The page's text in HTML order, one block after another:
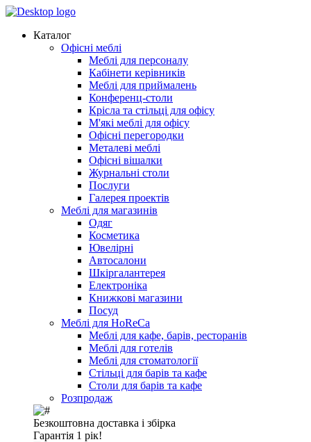
Каталог
Офісні меблі
Меблі для персоналу
Кабінети керівників
Меблі для приймалень
Конференц-столи
Крісла та стільці для офісу
М'які меблі для офісу
Офісні перегородки
Металеві меблі
Офісні вішалки
Журнальні столи
Послуги
Галерея проектів
Меблі для магазинів
Одяг
Косметика
Ювелірні
Автосалони
Шкіргалантерея
Електроніка
Книжкові магазини
Посуд
Меблі для HoReCa
Меблі для кафе, барів, ресторанів
Меблі для готелів
Меблі для стоматології
Стільці для барів та кафе
Столи для барів та кафе
Розпродаж
Безкоштовна доставка і збірка
Гарантія 1 рік!